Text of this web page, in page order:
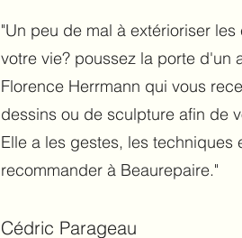
"Un peu de mal à extérioriser
votre vie? poussez la porte d'un
Florence Herrmann qui vous
dessins ou de sculpture afin de
Elle a les gestes, les
recommander à Beaurepaire."
Cédric Parageau